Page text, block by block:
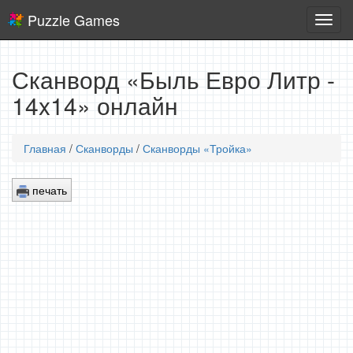
игры
Puzzle Games
Сканворд «Быль Евро Литр -
14x14» онлайн
Главная / Сканворды / Сканворды «Тройка»
печать